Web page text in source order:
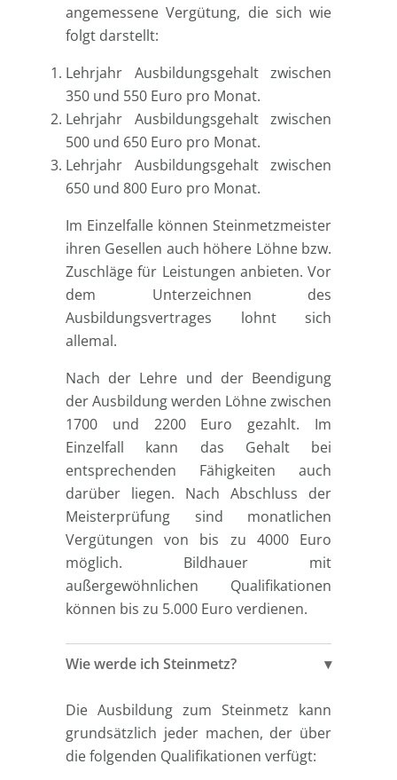
angemessene Vergütung, die sich wie
folgt darstellt:
Lehrjahr Ausbildungsgehalt zwischen
350 und 550 Euro pro Monat.
Lehrjahr Ausbildungsgehalt zwischen
500 und 650 Euro pro Monat.
Lehrjahr Ausbildungsgehalt zwischen
650 und 800 Euro pro Monat.
Im Einzelfalle können Steinmetzmeister
ihren Gesellen auch höhere Löhne bzw.
Zuschläge für Leistungen anbieten. Vor
dem Unterzeichnen des
Ausbildungsvertrages lohnt sich
allemal.
Nach der Lehre und der Beendigung
der Ausbildung werden Löhne zwischen
1700 und 2200 Euro gezahlt. Im
Einzelfall kann das Gehalt bei
entsprechenden Fähigkeiten auch
darüber liegen. Nach Abschluss der
Meisterprüfung sind monatlichen
Vergütungen von bis zu 4000 Euro
möglich. Bildhauer mit
außergewöhnlichen Qualifikationen
können bis zu 5.000 Euro verdienen.
Wie werde ich Steinmetz?
Die Ausbildung zum Steinmetz kann
grundsätzlich jeder machen, der über
die folgenden Qualifikationen verfügt: